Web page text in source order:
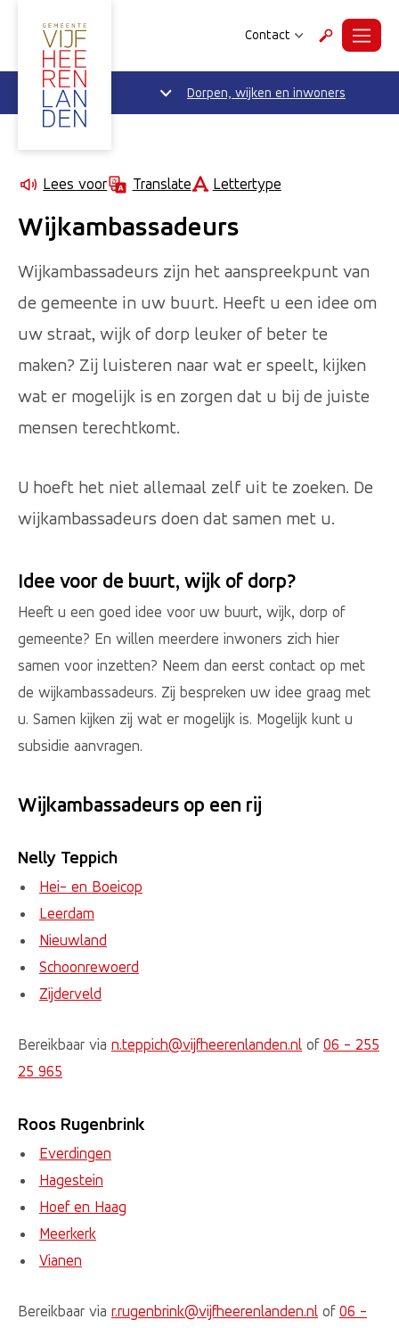
Contact ZoekenMenu
Dorpen, wijken en inwoners
Lees voor Translate Lettertype
Wijkambassadeurs
Wijkambassadeurs zijn het aanspreekpunt van
de gemeente in uw buurt. Heeft u een idee om
uw straat, wijk of dorp leuker of beter te
maken? Zij luisteren naar wat er speelt, kijken
wat er mogelijk is en zorgen dat u bij de juiste
mensen terechtkomt.
U hoeft het niet allemaal zelf uit te zoeken. De
wijkambassadeurs doen dat samen met u.
Idee voor de buurt, wijk of dorp?
Heeft u een goed idee voor uw buurt, wijk, dorp of
gemeente? En willen meerdere inwoners zich hier
samen voor inzetten? Neem dan eerst contact op met
de wijkambassadeurs. Zij bespreken uw idee graag met
u. Samen kijken zij wat er mogelijk is. Mogelijk kunt u
subsidie aanvragen.
Wijkambassadeurs op een rij
Nelly Teppich
Hei- en Boeicop
Leerdam
Nieuwland
Schoonrewoerd
Zijderveld
Bereikbaar via n.teppich@vijfheerenlanden.nl of 06 - 255
25 965
Roos Rugenbrink
Everdingen
Hagestein
Hoef en Haag
Meerkerk
Vianen
Bereikbaar via r.rugenbrink@vijfheerenlanden.nl of 06 -